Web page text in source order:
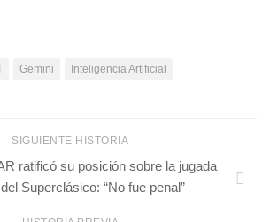
Gemini Inteligencia Artificial
SIGUIENTE HISTORIA
ratificó su posición sobre la jugada
Superclásico: “No fue penal”